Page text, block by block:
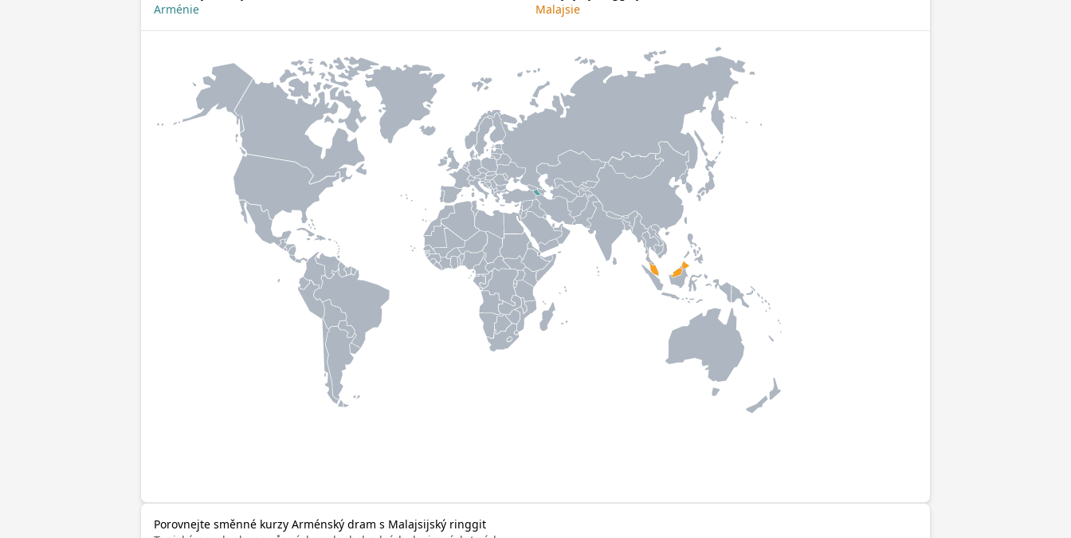
Arménie
Malajsie
Porovnejte směnné kurzy Arménský dram s Malajsijský ringgit